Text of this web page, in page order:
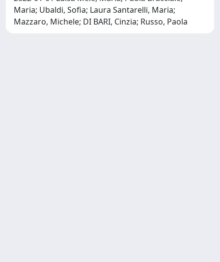
Maria; Ubaldi, Sofia; Laura Santarelli, Maria;
Mazzaro, Michele; DI BARI, Cinzia; Russo, Paola